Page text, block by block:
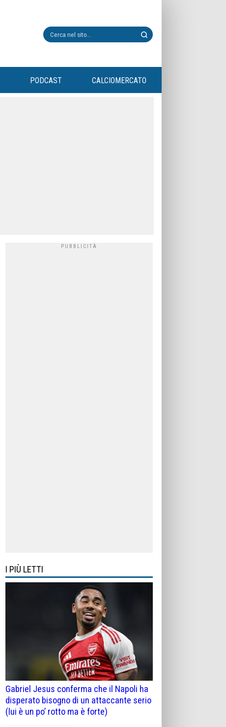
PODCAST CALCIOMERCATO
I PIÙ LETTI
Gabriel Jesus conferma che il Napoli ha
disperato bisogno di un attaccante serio
(lui è un po’ rotto ma è forte)